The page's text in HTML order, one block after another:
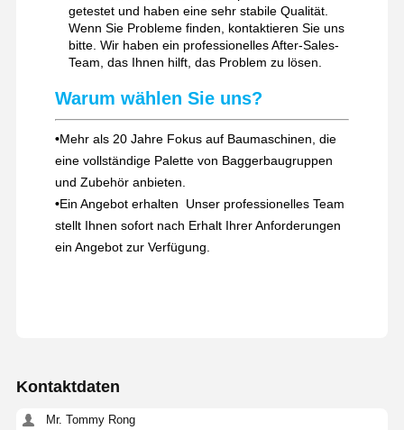
getestet und haben eine sehr stabile Qualität.
Wenn Sie Probleme finden, kontaktieren Sie uns
bitte. Wir haben ein professionelles After-Sales-
Team, das Ihnen hilft, das Problem zu lösen.
Warum wählen Sie uns?
•Mehr als 20 Jahre Fokus auf Baumaschinen, die
eine vollständige Palette von Baggerbaugruppen
und Zubehör anbieten.
•Ein Angebot erhalten ️ Unser professionelles Team
stellt Ihnen sofort nach Erhalt Ihrer Anforderungen
ein Angebot zur Verfügung.
Kontaktdaten
Mr. Tommy Rong